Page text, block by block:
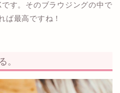
す。そのブラウジングの中で
ば最高ですね！
。